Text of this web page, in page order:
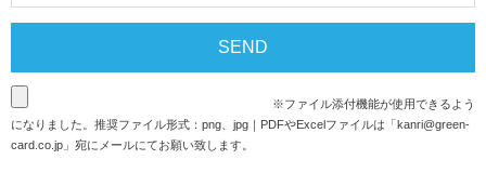
※ファイル添付機能が使用できるよう
になりました。推奨ファイル形式：png、jpg｜PDFやExcelファイルは「 kanri@green-
card.co.jp 」宛にメールにてお願い致します。